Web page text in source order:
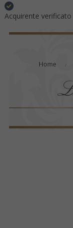
Acquirente verificato
Home